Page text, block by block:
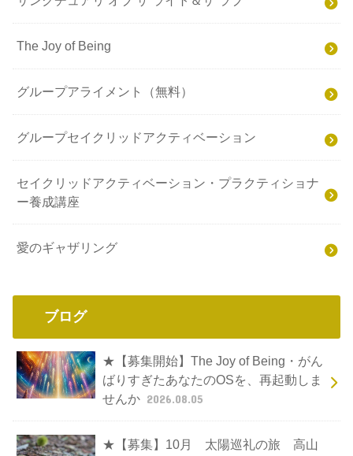
The Joy of Being
グループアライメント（無料）
グループセイクリッドアクティベーション
セイクリッドアクティベーション・プラクティショナ
ー養成講座
愛のギャザリング
ブログ
★【募集開始】The Joy of Being・がん
ばりすぎたあなたのOSを、再起動しま
せんか 2026.08.05
★【募集】10月 太陽巡礼の旅 高山